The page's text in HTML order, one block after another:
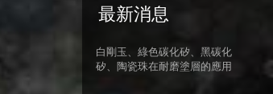
最新消息
白剛玉、綠色碳化矽、黑碳化
矽、陶瓷珠在耐磨塗層的應用